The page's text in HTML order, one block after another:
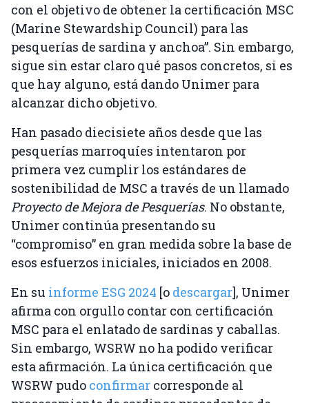
con el objetivo de obtener la certificación MSC
(Marine Stewardship Council) para las
pesquerías de sardina y anchoa”. Sin embargo,
sigue sin estar claro qué pasos concretos, si es
que hay alguno, está dando Unimer para
alcanzar dicho objetivo.
Han pasado diecisiete años desde que las
pesquerías marroquíes intentaron por
primera vez cumplir los estándares de
sostenibilidad de MSC a través de un llamado
Proyecto de Mejora de Pesquerías. No obstante,
Unimer continúa presentando su
“compromiso” en gran medida sobre la base de
esos esfuerzos iniciales, iniciados en 2008.
En su informe ESG 2024 [o descargar], Unimer
afirma con orgullo contar con certificación
MSC para el enlatado de sardinas y caballas.
Sin embargo, WSRW no ha podido verificar
esta afirmación. La única certificación que
WSRW pudo confirmar corresponde al